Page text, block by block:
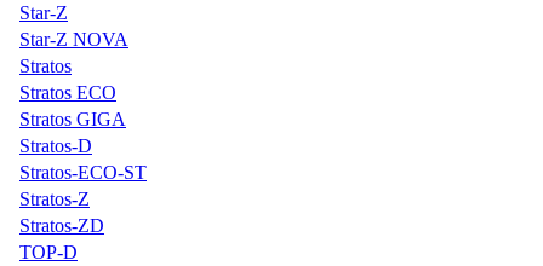
Star-Z
Star-Z NOVA
Stratos
Stratos ECO
Stratos GIGA
Stratos-D
Stratos-ECO-ST
Stratos-Z
Stratos-ZD
TOP-D